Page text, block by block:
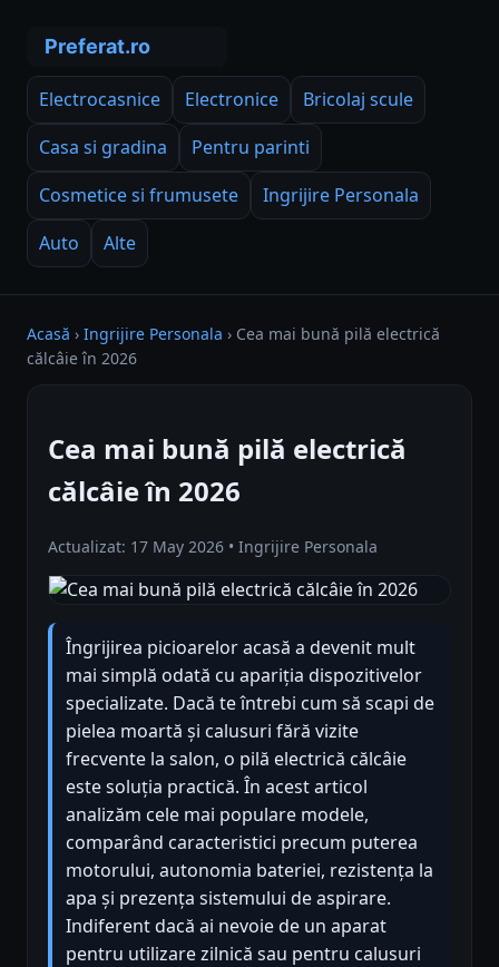
Electrocasnice Electronice
Bricolaj scule
Casa si gradina
Pentru parinti
Cosmetice si frumusete
Ingrijire Personala
Auto
Alte
Acasă › Ingrijire Personala › Cea mai bună pilă electrică
călcâie în 2026
Cea mai bună pilă electrică
călcâie în 2026
Actualizat: 17 May 2026 • Ingrijire Personala
Îngrijirea picioarelor acasă a devenit mult
mai simplă odată cu apariția dispozitivelor
specializate. Dacă te întrebi cum să scapi de
pielea moartă și calusuri fără vizite
frecvente la salon, o pilă electrică călcâie
este soluția practică. În acest articol
analizăm cele mai populare modele,
comparând caracteristici precum puterea
motorului, autonomia bateriei, rezistența la
apa și prezența sistemului de aspirare.
Indiferent dacă ai nevoie de un aparat
pentru utilizare zilnică sau pentru calusuri